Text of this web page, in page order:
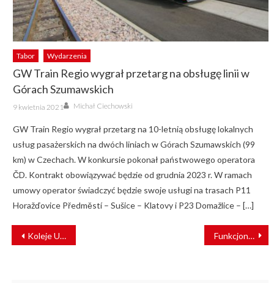
Tabor Wydarzenia
GW Train Regio wygrał przetarg na obsługę linii w
Górach Szumawskich
Posted
on
9 kwietnia 2021 Author
Michał Ciechowski
GW Train Regio wygrał przetarg na 10-letnią obsługę lokalnych
usług pasażerskich na dwóch liniach w Górach Szumawskich (99
km) w Czechach. W konkursie pokonał państwowego operatora
ČD. Kontrakt obowiązywać będzie od grudnia 2023 r. W ramach
umowy operator świadczyć będzie swoje usługi na trasach P11
Horažďovice Předměstí – Sušice – Klatovy i P23 Domažlice – […]
NAWIGACJA
WPISU
Koleje Ukraińskie zapewnią obsługę najdłuższej trasy Funkcjonariusze SOK zatrzymali w centrum Bydgoszczy nietrzeźwego kierowcę